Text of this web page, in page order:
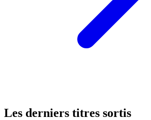
Les derniers titres sortis